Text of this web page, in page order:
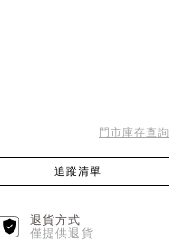
門市庫存查詢
追蹤清單
退貨方式
僅提供退貨